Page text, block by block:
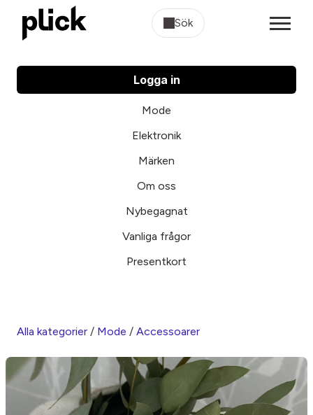
Sök
Logga in
Mode
Elektronik
Märken
Om oss
Nybegagnat
Vanliga frågor
Presentkort
Alla kategorier / Mode / Accessoarer